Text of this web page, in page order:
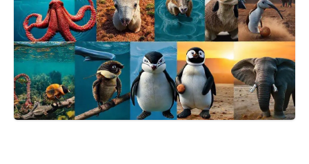
NATURĂ
STIRI